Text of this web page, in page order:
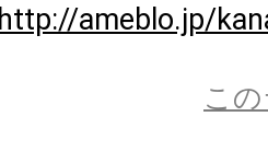
http://ameblo.jp/
こ